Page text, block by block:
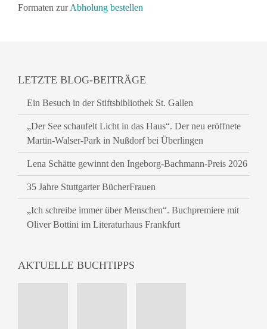
Formaten zurAbholung bestellen
LETZTE BLOG-BEITRÄGE
Ein Besuch in der Stiftsbibliothek St. Gallen
„Der See schaufelt Licht in das Haus“. Der neu eröffnete
Martin-Walser-Park in Nußdorf bei Überlingen
Lena Schätte gewinnt den Ingeborg-Bachmann-Preis 2026
35 Jahre Stuttgarter BücherFrauen
„Ich schreibe immer über Menschen“. Buchpremiere mit
Oliver Bottini im Literaturhaus Frankfurt
AKTUELLE BUCHTIPPS